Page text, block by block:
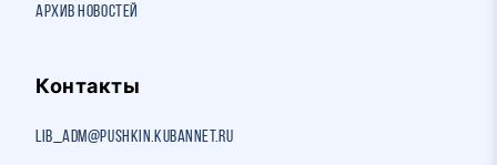
Архив новостей
Контакты
lib_adm@pushkin.kubannet.ru